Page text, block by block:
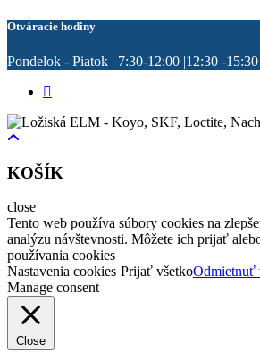
Otváracie hodiny
Pondelok - Piatok | 7:30-12:00 |12:30 -15:30
KOŠÍK
close
Tento web používa súbory cookies na
analýzu návštevnosti. Môžete ich prijať
používania cookies
Nastavenia cookies Prijať všetkoOdmietnuť
Manage consent
Close